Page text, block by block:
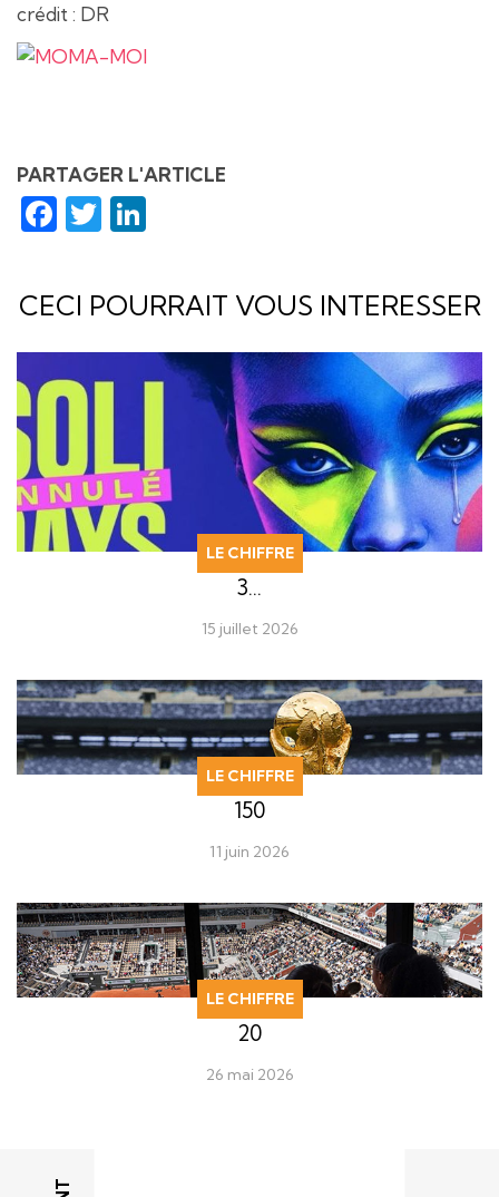
crédit : DR
PARTAGER L'ARTICLE
Facebook
Twitter
CECI POURRAIT VOUS INTERESSER
LE CHIFFRE
3…
15 juillet 2026
LE CHIFFRE
150
11 juin 2026
LE CHIFFRE
20
26 mai 2026